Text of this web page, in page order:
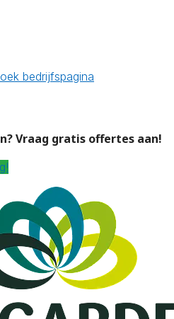
bedrijfspagina
Vraag gratis offertes aan!